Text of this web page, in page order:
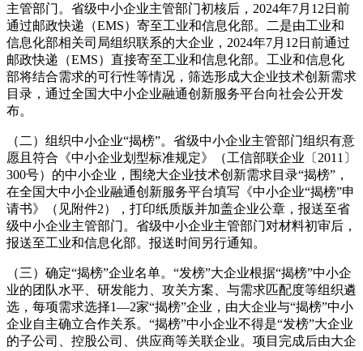
主管部门。省级中小企业主管部门初核后，2024年7月12日前
通过邮政快递（EMS）寄至工业和信息化部。二是由工业和
信息化部相关司局组织联系的大企业，2024年7月12日前通过
邮政快递（EMS）直接寄至工业和信息化部。工业和信息化
部将结合需求的可行性等情况，筛选形成大企业技术创新需求
目录，通过全国大中小企业融通创新服务平台向社会公开发
布。
（二）组织中小企业“揭榜”。省级中小企业主管部门组织有意
愿且符合《中小企业划型标准规定》（工信部联企业〔2011〕
300号）的中小企业，围绕大企业技术创新需求目录“揭榜”，
在全国大中小企业融通创新服务平台填写《中小企业“揭榜”申
请书》（见附件2），打印纸质版并加盖企业公章，报送至省
级中小企业主管部门。省级中小企业主管部门对材料初审后，
报送至工业和信息化部。报送时间另行通知。
（三）确定“揭榜”企业名单。“发榜”大企业根据“揭榜”中小企
业的团队水平、研发能力、攻关方案、与需求匹配度等组织遴
选，每项需求选择1—2家“揭榜”企业，由大企业与“揭榜”中小
企业自主确立合作关系。“揭榜”中小企业不得是“发榜”大企业
的子公司、控股公司、供应商等关联企业。项目完成后由大企